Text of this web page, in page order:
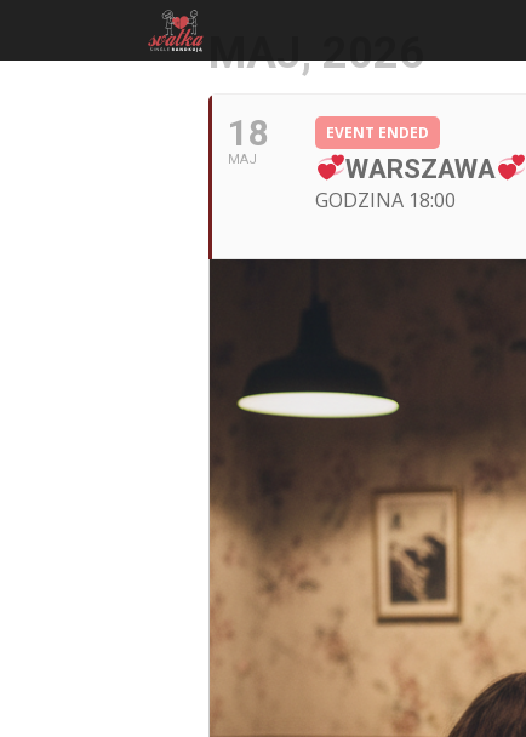
MAJ, 2026
18
MAJ
EVENT ENDED
WARSZAWA
GODZINA 18:00